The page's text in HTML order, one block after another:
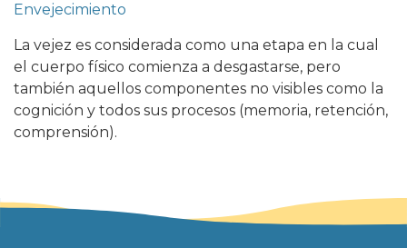
Envejecimiento
La vejez es considerada como una etapa en la cual
el cuerpo físico comienza a desgastarse, pero
también aquellos componentes no visibles como la
cognición y todos sus procesos (memoria, retención,
comprensión).